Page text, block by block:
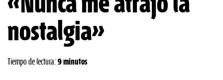
nostalgia»
Tiempo de lectura: 9 minutos